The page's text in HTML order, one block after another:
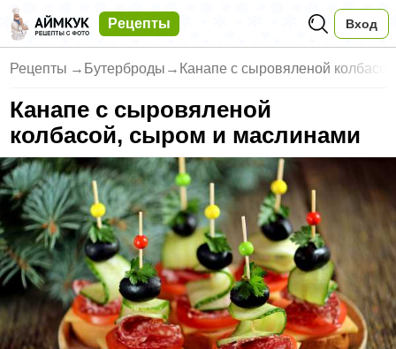
Рецепты Вход
Рецепты → Бутерброды → Канапе с сыровяленой
Канапе с сыровяленой
колбасой, сыром и маслинами